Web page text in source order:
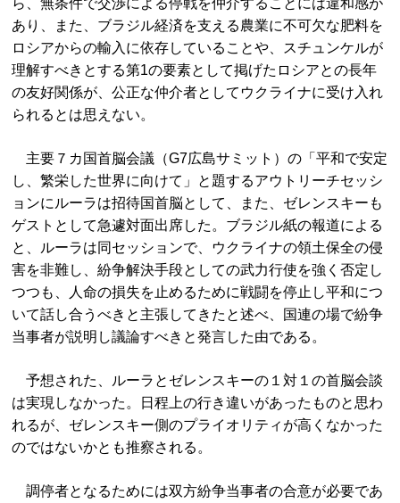
ら、無条件で交渉による停戦を仲介することには違和感が
あり、また、ブラジル経済を支える農業に不可欠な肥料を
ロシアからの輸入に依存していることや、スチュンケルが
理解すべきとする第1の要素として掲げたロシアとの長年
の友好関係が、公正な仲介者としてウクライナに受け入れ
られるとは思えない。
主要７カ国首脳会議（G7広島サミット）の「平和で安定
し、繁栄した世界に向けて」と題するアウトリーチセッシ
ョンにルーラは招待国首脳として、また、ゼレンスキーも
ゲストとして急遽対面出席した。ブラジル紙の報道による
と、ルーラは同セッションで、ウクライナの領土保全の侵
害を非難し、紛争解決手段としての武力行使を強く否定し
つつも、人命の損失を止めるために戦闘を停止し平和につ
いて話し合うべきと主張してきたと述べ、国連の場で紛争
当事者が説明し議論すべきと発言した由である。
予想された、ルーラとゼレンスキーの１対１の首脳会談
は実現しなかった。日程上の行き違いがあったものと思わ
れるが、ゼレンスキー側のプライオリティが高くなかった
のではないかとも推察される。
調停者となるためには双方紛争当事者の合意が必要であ